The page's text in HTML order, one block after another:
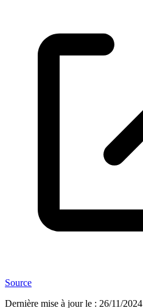
Source
Dernière mise à jour le : 26/11/2024